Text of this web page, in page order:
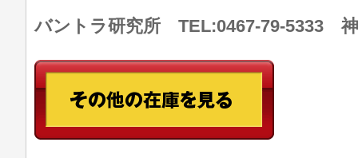
バントラ研究所 TEL:0467-79-5333 神